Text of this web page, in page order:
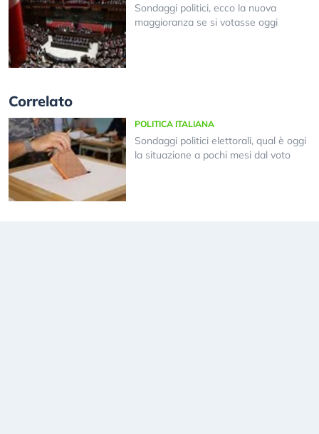
Sondaggi politici, ecco la nuova
maggioranza se si votasse oggi
Correlato
POLITICA ITALIANA
Sondaggi politici elettorali, qual è oggi
la situazione a pochi mesi dal voto